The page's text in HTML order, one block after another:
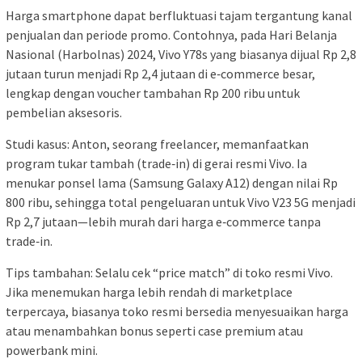
Harga smartphone dapat berfluktuasi tajam tergantung kanal
penjualan dan periode promo. Contohnya, pada Hari Belanja
Nasional (Harbolnas) 2024, Vivo Y78s yang biasanya dijual Rp 2,8
jutaan turun menjadi Rp 2,4 jutaan di e‑commerce besar,
lengkap dengan voucher tambahan Rp 200 ribu untuk
pembelian aksesoris.
Studi kasus: Anton, seorang freelancer, memanfaatkan
program tukar tambah (trade‑in) di gerai resmi Vivo. Ia
menukar ponsel lama (Samsung Galaxy A12) dengan nilai Rp
800 ribu, sehingga total pengeluaran untuk Vivo V23 5G menjadi
Rp 2,7 jutaan—lebih murah dari harga e‑commerce tanpa
trade‑in.
Tips tambahan: Selalu cek “price match” di toko resmi Vivo.
Jika menemukan harga lebih rendah di marketplace
terpercaya, biasanya toko resmi bersedia menyesuaikan harga
atau menambahkan bonus seperti case premium atau
powerbank mini.